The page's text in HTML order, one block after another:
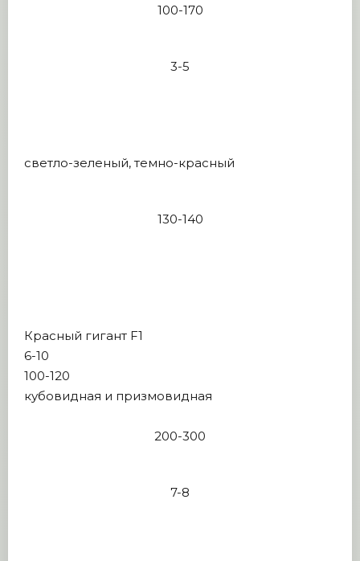
100-170
3-5
светло-зеленый, темно-красный
130-140
Красный гигант F1
6-10
100-120
кубовидная и призмовидная
200-300
7-8